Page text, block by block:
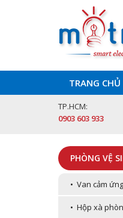
TRANG CHỦ
TP.HCM:
0903 603 933
PHÒNG VỆ
• Van cảm
• Hộp xà